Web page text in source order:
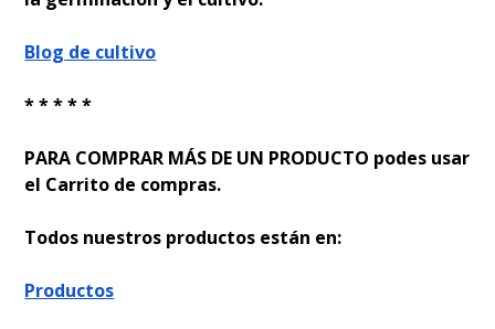
Blog de cultivo
* * * * *
PARA COMPRAR MÁS DE UN PRODUCTO podes usar
el Carrito de compras.
Todos nuestros productos están en:
Productos